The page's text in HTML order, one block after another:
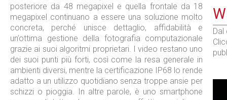
posteriore da 48 megapixel e quella frontale da 18
megapixel continuano a essere una soluzione molto
concreta, perché unisce dettaglio, affidabilità e
un’ottima gestione della fotografia computazionale
grazie ai suoi algoritmi proprietari. I video restano uno
dei suoi punti più forti, così come la resa generale in
ambienti diversi, mentre la certificazione IP68 lo rende
adatto a un utilizzo quotidiano senza troppe ansie per
schizzi o pioggia. In altre parole, è uno smartphone